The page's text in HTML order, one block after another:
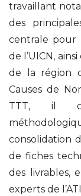
travaillant
des
centrale pour
de l’UICN,
de la région
Causes de
TTT, il
consolidation
de fiches
des livrables,
experts de